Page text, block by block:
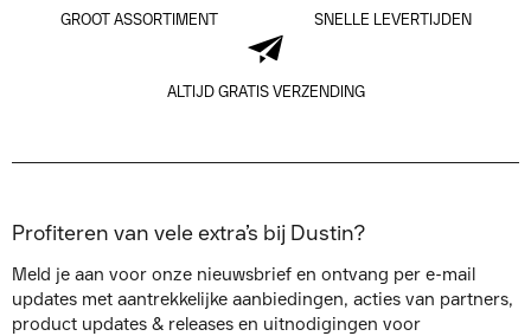
GROOT ASSORTIMENT SNELLE LEVERTIJDEN
ALTIJD GRATIS VERZENDING
Profiteren van vele extra’s bij Dustin?
Meld je aan voor onze nieuwsbrief en ontvang per e-mail
updates met aantrekkelijke aanbiedingen, acties van partners,
product updates & releases en uitnodigingen voor